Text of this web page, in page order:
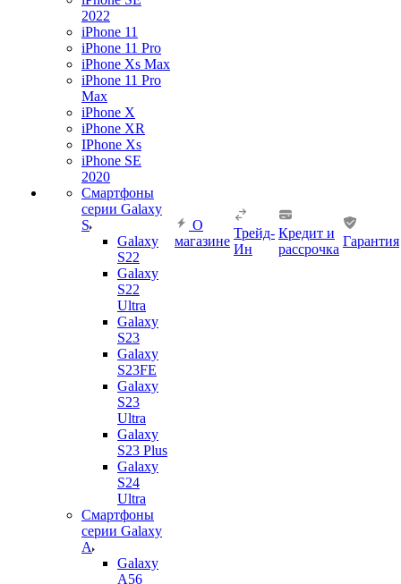
2022
iPhone 11
iPhone 11 Pro
iPhone Xs Max
iPhone 11 Pro
Max
iPhone X
iPhone XR
IPhone Xs
iPhone SE
2020
Смартфоны
серии Galaxy
S
Galaxy
S22
Galaxy
S22
Ultra
Galaxy
S23
Galaxy
S23FE
Galaxy
S23
Ultra
Galaxy
S23 Plus
Galaxy
S24
Ultra
Смартфоны
серии Galaxy
A
Galaxy
A56
О
магазине
Трейд-
Ин
Кредит и
рассрочка
Гарантия